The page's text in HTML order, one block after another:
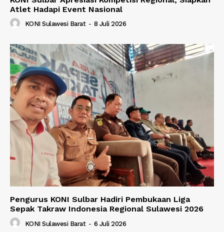
Atlet Hadapi Event Nasional
KONI Sulawesi Barat - 8 Juli 2026
Pengurus KONI Sulbar Hadiri Pembukaan Liga
Sepak Takraw Indonesia Regional Sulawesi 2026
KONI Sulawesi Barat - 6 Juli 2026